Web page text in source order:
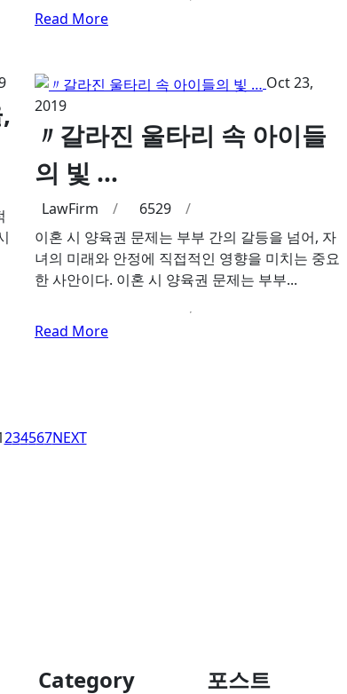
Read More
Oct 23,
2019
〃갈라진 울타리 속 아이들
의 빛 …
LawFirm / 6529
/
이혼 시 양육권 문제는 부부 간의 갈등을 넘어, 자
녀의 미래와 안정에 직접적인 영향을 미치는 중요
한 사안이다. 이혼 시 양육권 문제는 부부...
Read More
234567NEXT
Category 포스트